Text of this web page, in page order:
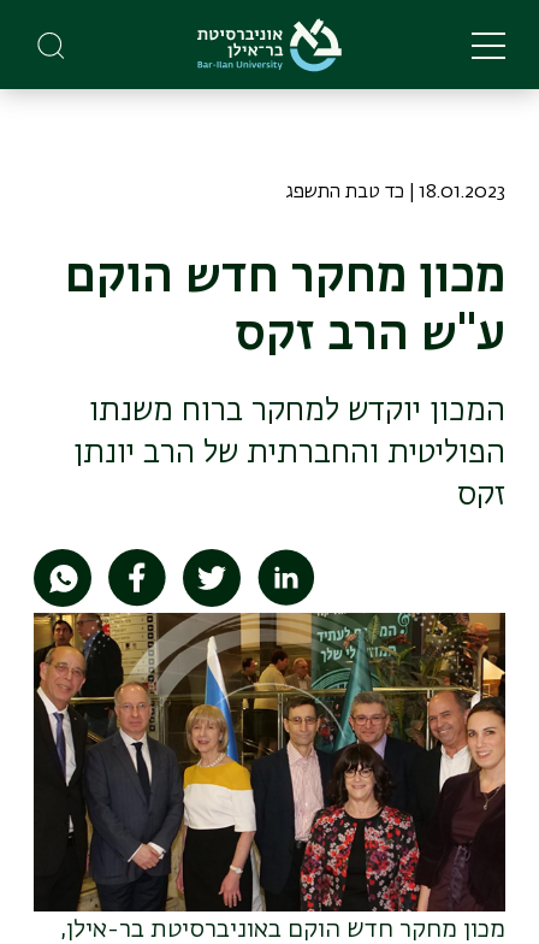
main
18.01.2023 | כד טבת התשפג
מכון מחקר חדש הוקם
ע"ש הרב זקס
המכון יוקדש למחקר ברוח משנתו
הפוליטית והחברתית של הרב יונתן
זקס
תמונה
מכון מחקר חדש הוקם באוניברסיטת בר-אילן,